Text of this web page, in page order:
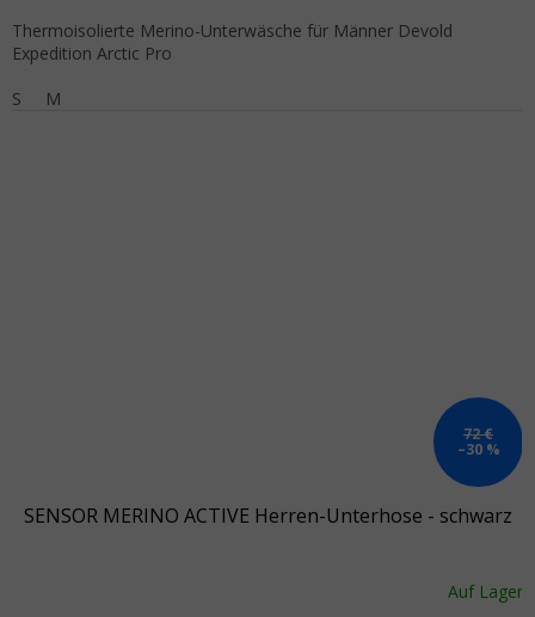
Thermoisolierte Merino-Unterwäsche für Männer Devold
Expedition Arctic Pro
S
M
72 €
–30 %
SENSOR MERINO ACTIVE Herren-Unterhose - schwarz
Auf Lager